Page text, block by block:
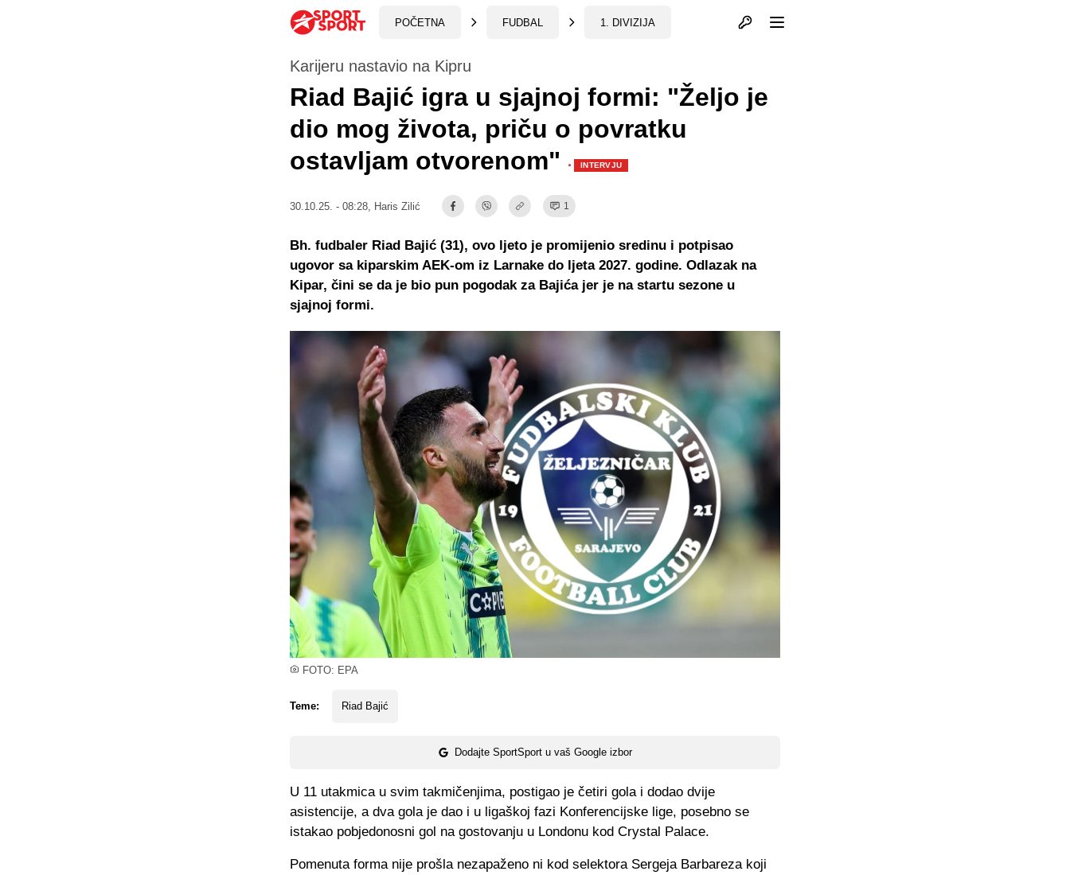
POČETNA FUDBAL 1. DIVIZIJA Otvori profil
FOTO: EPA
Karijeru nastavio na Kipru
Riad Bajić igra u sjajnoj formi: "Željo je
dio mog života, priču o povratku
ostavljam otvorenom" · INTERVJU
30.10.25. - 08:28, Haris Zilić 1
Teme: Riad Bajić
Dodajte SportSport u vaš Google izbor
Bh. fudbaler Riad Bajić (31), ovo ljeto je promijenio sredinu i potpisao
ugovor sa kiparskim AEK-om iz Larnake do ljeta 2027. godine. Odlazak na
Kipar, čini se da je bio pun pogodak za Bajića jer je na startu sezone u
sjajnoj formi.
U 11 utakmica u svim takmičenjima, postigao je četiri gola i dodao dvije
asistencije, a dva gola je dao i u ligaškoj fazi Konferencijske lige, posebno se
istakao pobjedonosni gol na gostovanju u Londonu kod Crystal Palace.
Pomenuta forma nije prošla nezapaženo ni kod selektora Sergeja Barbareza koji